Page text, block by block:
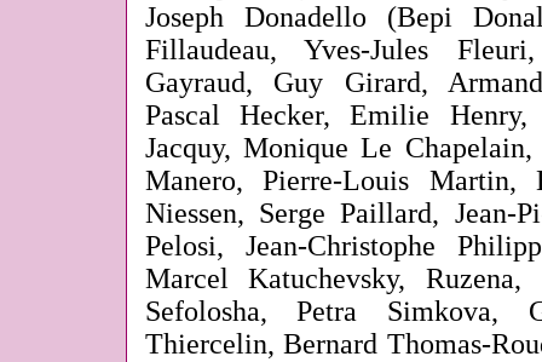
Joseph Donadello (Bepi
Fillaudeau, Yves-Jules
Gayraud, Guy Girard,
Pascal Hecker, Emilie
Jacquy, Monique Le
Manero, Pierre-Louis Martin,
Niessen, Serge Paillard, Jean-
Pelosi, Jean-Christophe
Marcel Katuchevsky,
Sefolosha, Petra Simkova,
Thiercelin, Bernard Thomas-